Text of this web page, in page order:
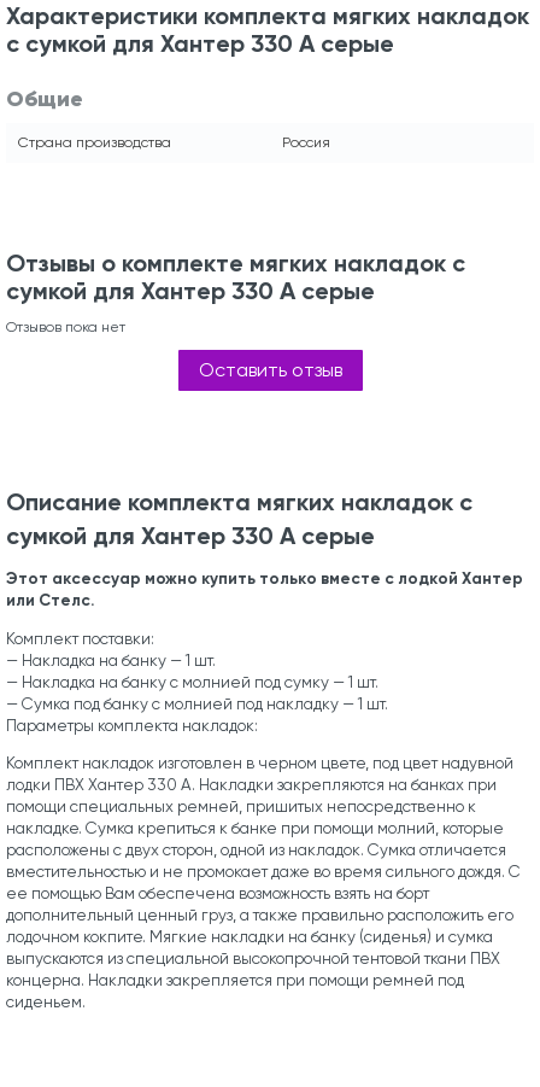
Характеристики комплекта мягких накладок
с сумкой для Хантер 330 А серые
Общие
Страна производства Россия
Отзывы о комплекте мягких накладок с
сумкой для Хантер 330 А серые
Отзывов пока нет
Оставить отзыв
Описание комплекта мягких накладок с
сумкой для Хантер 330 А серые
Этот аксессуар можно купить только вместе с лодкой Хантер
или Стелс.
Комплект поставки:
— Накладка на банку — 1 шт.
— Накладка на банку с молнией под сумку — 1 шт.
— Сумка под банку с молнией под накладку — 1 шт.
Параметры комплекта накладок:
Комплект накладок изготовлен в черном цвете, под цвет надувной
лодки ПВХ Хантер 330 А. Накладки закрепляются на банках при
помощи специальных ремней, пришитых непосредственно к
накладке. Сумка крепиться к банке при помощи молний, которые
расположены с двух сторон, одной из накладок. Сумка отличается
вместительностью и не промокает даже во время сильного дождя. С
ее помощью Вам обеспечена возможность взять на борт
дополнительный ценный груз, а также правильно расположить его
лодочном кокпите. Мягкие накладки на банку (сиденья) и сумка
выпускаются из специальной высокопрочной тентовой ткани ПВХ
концерна. Накладки закрепляется при помощи ремней под
сиденьем.